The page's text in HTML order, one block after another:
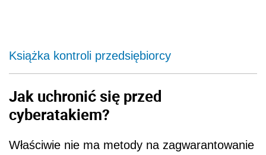
Książka kontroli przedsiębiorcy
Jak uchronić się przed
cyberatakiem?
Właściwie nie ma metody na zagwarantowanie